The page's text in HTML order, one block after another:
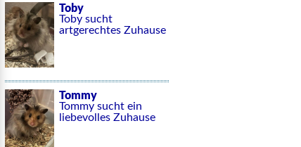
Toby
Toby sucht
artgerechtes Zuhause
Tommy
Tommy sucht ein
liebevolles Zuhause